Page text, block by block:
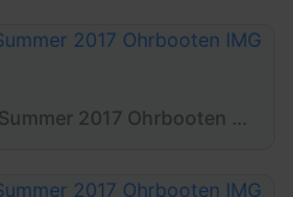
2017 08 17 Chiemsee Summer 2017 Ohrbooten IMG 0107 Rydle net